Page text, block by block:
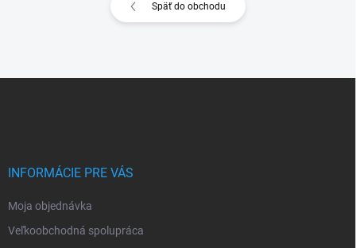
Späť do obchodu
INFORMÁCIE PRE VÁS
Moja objednávka
Veľkoobchodná spolupráca